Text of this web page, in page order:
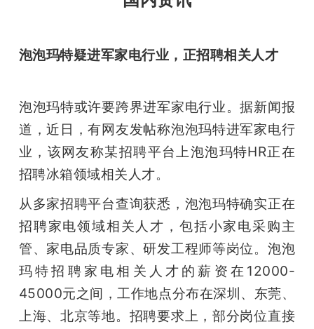
泡泡玛特疑进军家电行业，正招聘相关人才
泡泡玛特或许要跨界进军家电行业。据新闻报
道，近日，有网友发帖称泡泡玛特进军家电行
业，该网友称某招聘平台上泡泡玛特HR正在
招聘冰箱领域相关人才。
从多家招聘平台查询获悉，泡泡玛特确实正在
招聘家电领域相关人才，包括小家电采购主
管、家电品质专家、研发工程师等岗位。泡泡
玛特招聘家电相关人才的薪资在12000-
45000元之间，工作地点分布在深圳、东莞、
上海、北京等地。招聘要求上，部分岗位直接